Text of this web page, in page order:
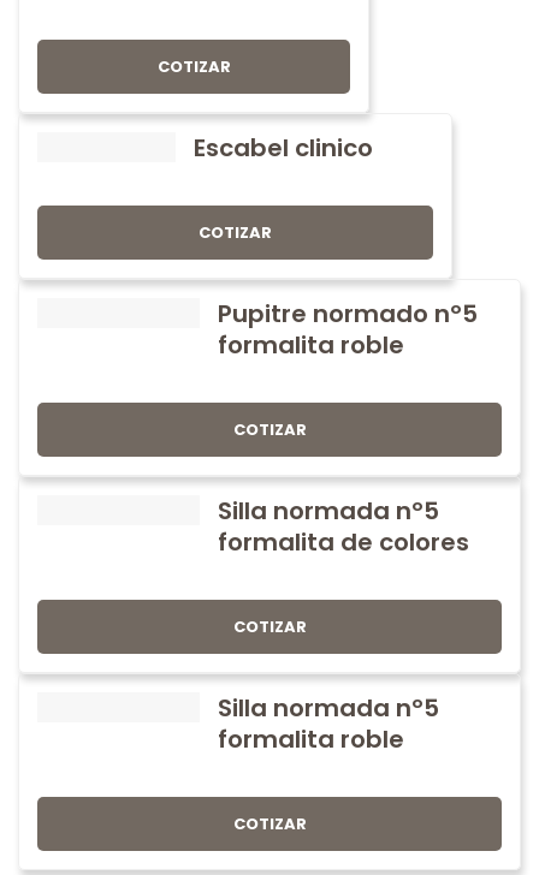
COTIZAR
Escabel clinico
COTIZAR
Pupitre normado nº5
formalita roble
COTIZAR
Silla normada nº5
formalita de colores
COTIZAR
Silla normada nº5
formalita roble
COTIZAR